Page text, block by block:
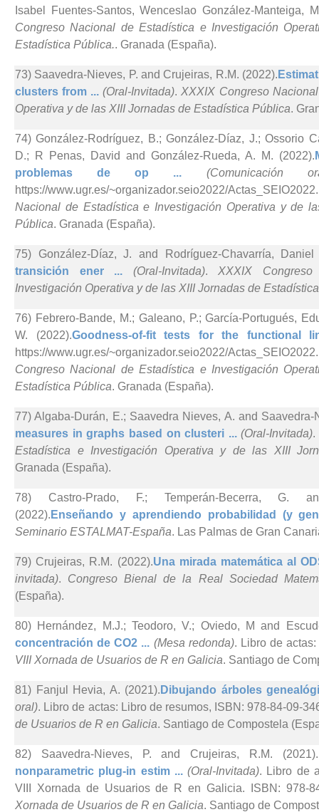
Isabel Fuentes-Santos, Wenceslao González-Manteiga,
Congreso Nacional de Estadística e Investigación
Estadística Pública.. Granada (España).
73) Saavedra-Nieves, P. and Crujeiras, R.M. (2022).
clusters from ...(Oral-Invitada). XXXIX Congreso
Operativa y de las XIII Jornadas de Estadística Pública.
74) González-Rodríguez, B.; González-Díaz, J.; Ossorio
D.; R Penas, David and González-Rueda, A. M. (2022).
problemas de op ... (Comunicación
https://www.ugr.es/~organizador.seio2022/
Nacional de Estadística e Investigación Operativa y de
Pública. Granada (España).
75) González-Díaz, J. and Rodríguez-Chavarría, Daniel
transición ener ... (Oral-Invitada). XXXIX
Investigación Operativa y de las XIII Jornadas de
76) Febrero-Bande, M.; Galeano, P.; García-Portugués,
W. (2022).Goodness-of-fit tests for the functional
https://www.ugr.es/~organizador.seio2022/
Congreso Nacional de Estadística e Investigación
Estadística Pública. Granada (España).
77) Algaba-Durán, E.; Saavedra Nieves, A. and Saavedra-
measures in graphs based on clusteri ...(Oral-Invitada)
Estadística e Investigación Operativa y de las XIII
Granada (España).
78) Castro-Prado, F.; Temperán-Becerra, G.
(2022). Enseñando y aprendiendo probabilidad (y
Seminario ESTALMAT-España. Las Palmas de Gran
79) Crujeiras, R.M. (2022).Una mirada matemática al
invitada). Congreso Bienal de la Real Sociedad
(España).
80) Hernández, M.J.; Teodoro, V.; Oviedo, M and
concentración de CO2 ... (Mesa redonda). Libro de
VIII Xornada de Usuarios de R en Galicia. Santiago de
81) Fanjul Hevia, A. (2021). Dibujando árboles
oral). Libro de actas: Libro de resumos, ISBN: 978-84-09-
de Usuarios de R en Galicia. Santiago de Compostela
82) Saavedra-Nieves, P. and Crujeiras, R.M. (2021).
nonparametric plug-in estim ...(Oral-Invitada). Libro de
VIII Xornada de Usuarios de R en Galicia. ISBN: 978-
Xornada de Usuarios de R en Galicia. Santiago de